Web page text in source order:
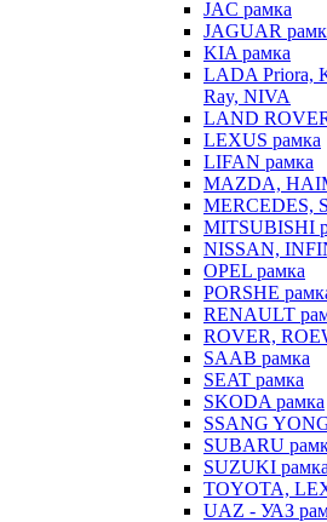
JAC рамка
JAGUAR
KIA рамка
LADA Priora,
Ray, NIVA
LAND
LEXUS рамка
LIFAN рамка
MAZDA,
MERCEDES,
MITSUBISHI
NISSAN,
OPEL рамка
PORSHE
RENAULT
ROVER,
SAAB рамка
SEAT рамка
SKODA рамка
SSANG
SUBARU
SUZUKI рамка
TOYOTA,
UAZ - УАЗ